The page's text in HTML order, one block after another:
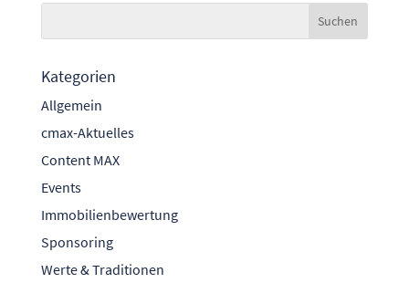
Kategorien
Allgemein
cmax-Aktuelles
Content MAX
Events
Immobilienbewertung
Sponsoring
Werte & Traditionen